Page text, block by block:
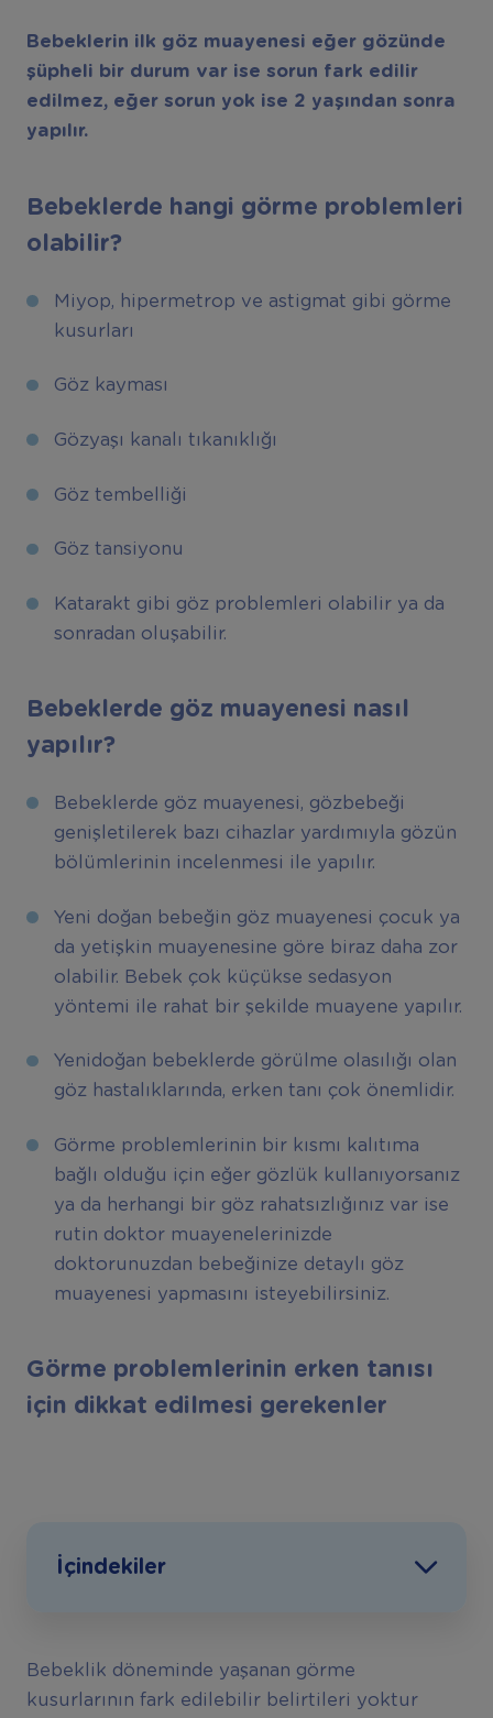
Bebeklerin ilk göz muayenesi eğer gözünde
şüpheli bir durum var ise sorun fark edilir
edilmez, eğer sorun yok ise 2 yaşından sonra
yapılır.
Bebeklerde hangi görme problemleri
olabilir?
Miyop, hipermetrop ve astigmat gibi görme
kusurları
Göz kayması
Gözyaşı kanalı tıkanıklığı
Göz tembelliği
Göz tansiyonu
Katarakt gibi göz problemleri olabilir ya da
sonradan oluşabilir.
Bebeklerde göz muayenesi nasıl
yapılır?
Bebeklerde göz muayenesi, gözbebeği
genişletilerek bazı cihazlar yardımıyla gözün
bölümlerinin incelenmesi ile yapılır.
Yeni doğan bebeğin göz muayenesi çocuk ya
da yetişkin muayenesine göre biraz daha zor
olabilir. Bebek çok küçükse sedasyon
yöntemi ile rahat bir şekilde muayene yapılır.
Yenidoğan bebeklerde görülme olasılığı olan
göz hastalıklarında, erken tanı çok önemlidir.
Görme problemlerinin bir kısmı kalıtıma
bağlı olduğu için eğer gözlük kullanıyorsanız
ya da herhangi bir göz rahatsızlığınız var ise
rutin doktor muayenelerinizde
doktorunuzdan bebeğinize detaylı göz
muayenesi yapmasını isteyebilirsiniz.
Görme problemlerinin erken tanısı
için dikkat edilmesi gerekenler
İçindekiler
Bebeklik döneminde yaşanan görme
kusurlarının fark edilebilir belirtileri yoktur